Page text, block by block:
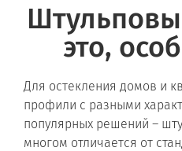
это,
Для остекления домов и
профили с разными
популярных решений –
многом отличается от